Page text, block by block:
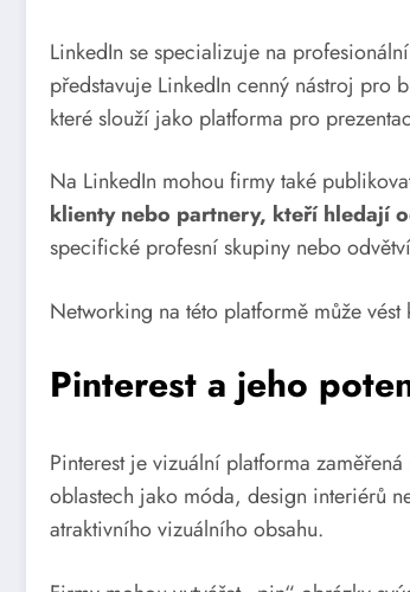
LinkedIn se specializuje na
představuje LinkedIn cenný nástroj
které slouží jako platforma pro
Na LinkedIn mohou firmy také
klienty nebo partnery, kteří hledají
specifické profesní skupiny nebo
Networking na této platformě může
Pinterest a jeho
Pinterest je vizuální platforma
oblastech jako móda, design interiérů
atraktivního vizuálního obsahu.